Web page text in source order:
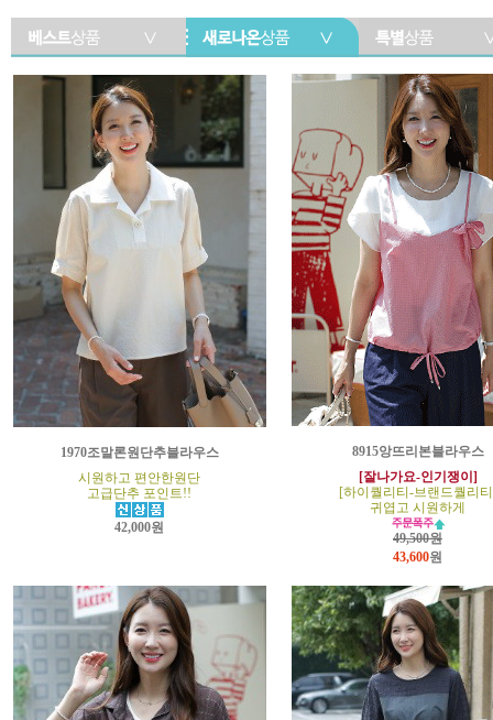
1970조말론원단추블라우스
시원하고 편안한원단
고급단추 포인트!!
42,000원
8915앙뜨리본블라우스
[잘나가요-인기쟁이]
[하이퀄리티-브랜드퀄리
귀엽고 시원하게
49,500원
43,600원